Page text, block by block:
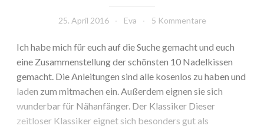
25. April 2016 Eva 5 Kommentare
Ich habe mich für euch auf die Suche gemacht und euch
eine Zusammenstellung der schönsten 10 Nadelkissen
gemacht. Die Anleitungen sind alle kosenlos zu haben und
laden zum mitmachen ein. Außerdem eignen sie sich
wunderbar für Nähanfänger. Der Klassiker Dieser
zeitloser Klassiker eignet sich besonders gut als